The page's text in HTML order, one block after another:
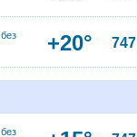
+20° 747